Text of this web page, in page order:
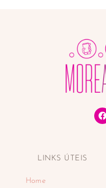
LINKS ÚTEIS
Home